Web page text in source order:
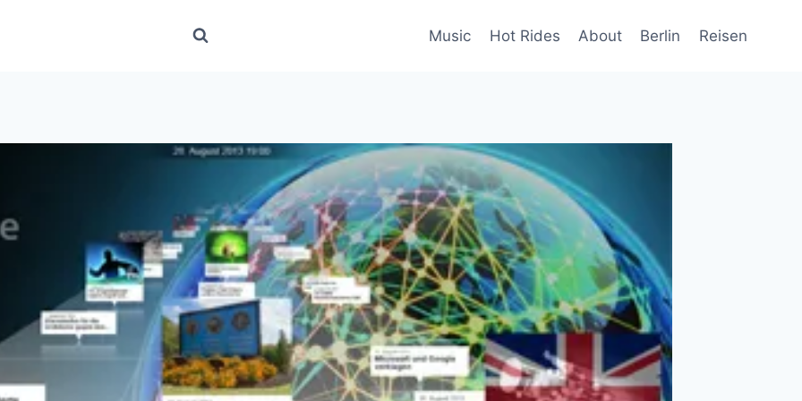
Music Hot Rides About Berlin Reisen